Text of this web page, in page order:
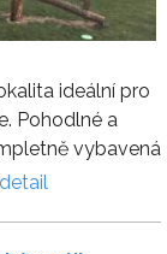
ideální pro
Pohodlné a
vybavená